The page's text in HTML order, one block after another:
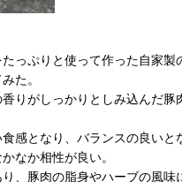
っぷりと使って作った自家
た。
りがしっかりとしみ込んだ
感となり、バランスの良い
なか相性が良い。
、豚肉の脂身やハーブの風